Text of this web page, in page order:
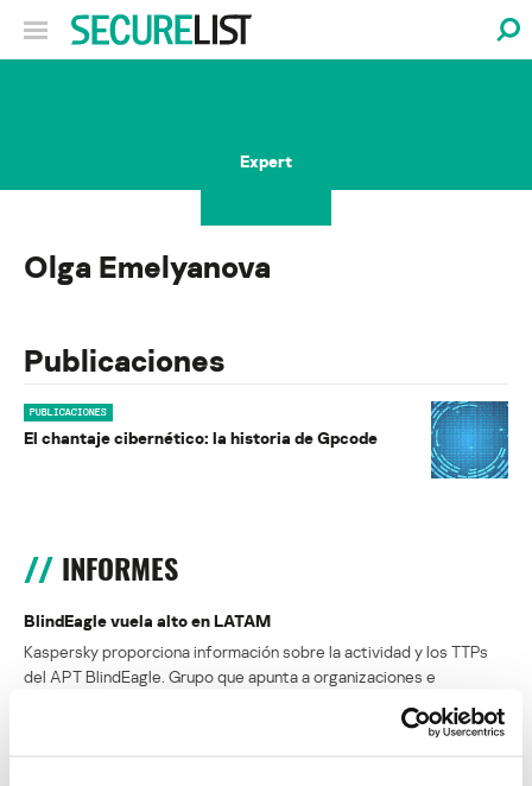
Expert
Olga Emelyanova
Publicaciones
PUBLICACIONES
El chantaje cibernético: la historia de Gpcode
INFORMES
BlindEagle vuela alto en LATAM
Kaspersky proporciona información sobre la actividad y los TTPs
del APT BlindEagle. Grupo que apunta a organizaciones e